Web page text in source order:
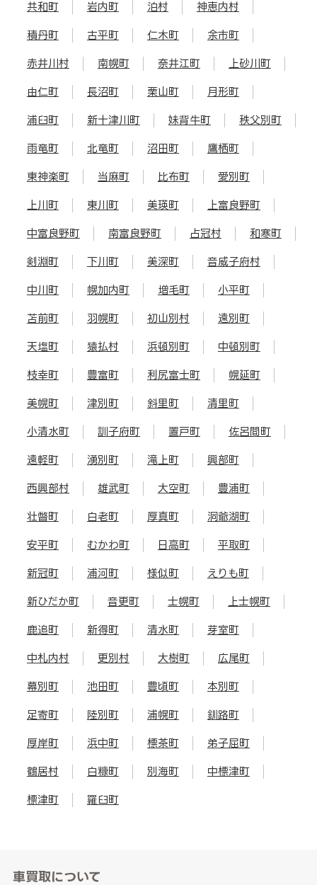
共和町 岩内町 泊村 神恵内村
積丹町 古平町 仁木町 余市町
赤井川村 南幌町 奈井江町 上砂川町
由仁町 長沼町 栗山町 月形町
浦臼町 新十津川町 妹背牛町 秩父別町
雨竜町 北竜町 沼田町 鷹栖町
東神楽町 当麻町 比布町 愛別町
上川町 東川町 美瑛町 上富良野町
中富良野町 南富良野町 占冠村 和寒町
剣淵町 下川町 美深町 音威子府村
中川町 幌加内町 増毛町 小平町
苫前町 羽幌町 初山別村 遠別町
天塩町 猿払村 浜頓別町 中頓別町
枝幸町 豊富町 利尻富士町 幌延町
美幌町 津別町 斜里町 清里町
小清水町 訓子府町 置戸町 佐呂間町
遠軽町 湧別町 滝上町 興部町
西興部村 雄武町 大空町 豊浦町
壮瞥町 白老町 厚真町 洞爺湖町
安平町 むかわ町 日高町 平取町
新冠町 浦河町 様似町 えりも町
新ひだか町 音更町 士幌町 上士幌町
鹿追町 新得町 清水町 芽室町
中札内村 更別村 大樹町 広尾町
幕別町 池田町 豊頃町 本別町
足寄町 陸別町 浦幌町 釧路町
厚岸町 浜中町 標茶町 弟子屈町
鶴居村 白糠町 別海町 中標津町
標津町 羅臼町
車買取について